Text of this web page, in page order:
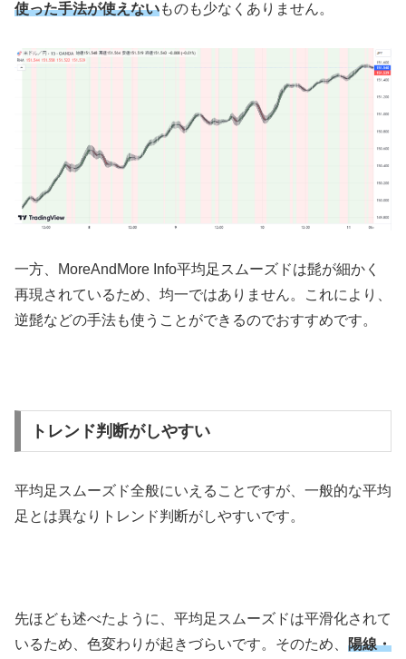
使った手法が使えないものも少なくありません。
一方、 MoreAndMore Info平均足スムーズドは髭が細かく
再現されているため、均一ではありません。これにより、
逆髭などの手法も使うことができるのでおすすめです。
トレンド判断がしやすい
平均足スムーズド全般にいえることですが、一般的な平均
足とは異なりトレンド判断がしやすいです。
先ほども述べたように、平均足スムーズドは平滑化されて
いるため、色変わりが起きづらいです。そのため、 陽線・